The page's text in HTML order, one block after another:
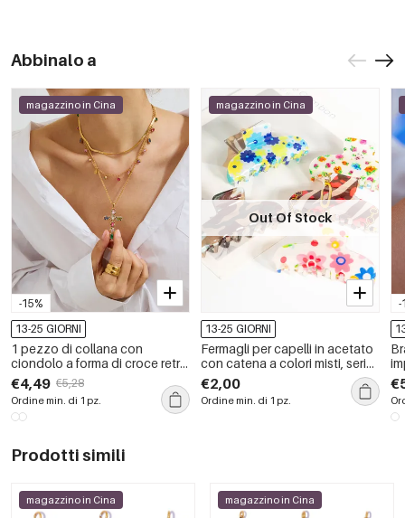
Abbinalo a
-15%
magazzino in Cina
13-25 GIORNI
1 pezzo di collana con
ciondolo a forma di croce retrò
in acciaio inossidabile
impermeabile color oro da
donna
€4,49 €5,28
Ordine min. di 1 pz.
magazzino in Cina
Out Of Stock
13-25 GIORNI
Fermagli per capelli in acetato
con catena a colori misti, serie
Simple, casual, con stampa
floreale leopardata e fiori,
€2,00
Ordine min. di 1 pz.
-
Prodotti simili
magazzino in Cina magazzino in Cina